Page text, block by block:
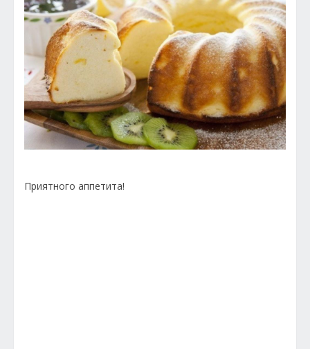
Приятного аппетита!